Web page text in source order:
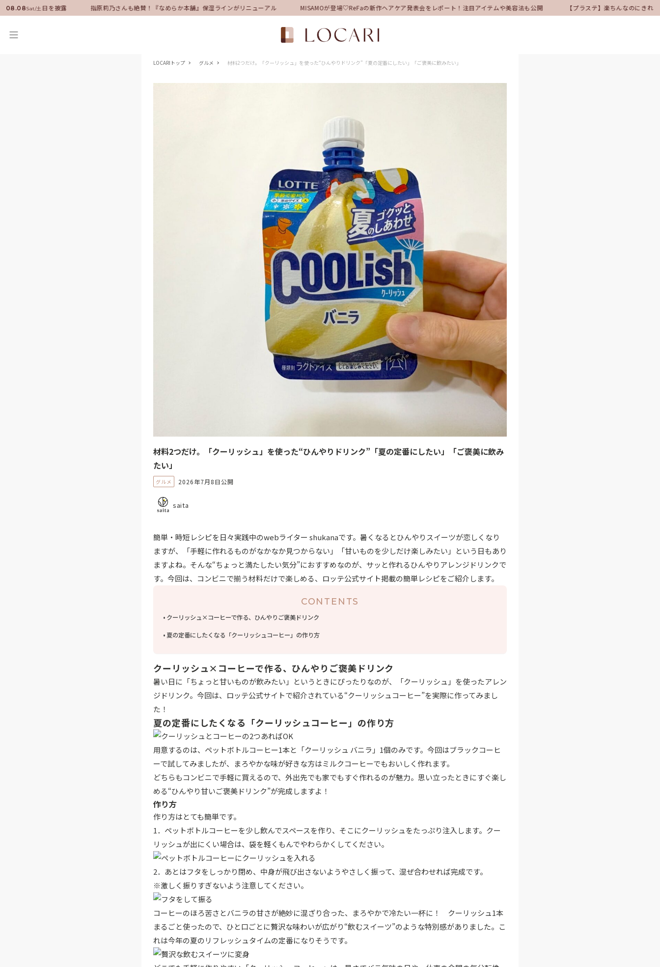
08.08Sat/土
い男の休日を披露 指原莉乃さんも絶賛！『なめらか本舗』保湿ラインがリニューアル MISAMOが登場♡ReFaの新作ヘアケア発表会をレポート！注目アイテムや美容法も公開 【プラステ】楽ちんなのにきれい
LOCARIトップ グルメ 材料2つだけ。「クーリッシュ」を使った“ひんやりドリンク”「夏の定番にしたい」「ご褒美に飲みたい」
材料2つだけ。「クーリッシュ」を使った“ひんやりドリンク”「夏の定番にしたい」「ご褒美に飲み
たい」
グルメ 2026年7月8日公開
saita
簡単・時短レシピを日々実践中のwebライター shukanaです。暑くなるとひんやりスイーツが恋しくなり
ますが、「手軽に作れるものがなかなか見つからない」「甘いものを少しだけ楽しみたい」という日もあり
ますよね。そんな“ちょっと満たしたい気分”におすすめなのが、サッと作れるひんやりアレンジドリンクで
す。今回は、コンビニで揃う材料だけで楽しめる、ロッテ公式サイト掲載の簡単レシピをご紹介します。
CONTENTS
クーリッシュ×コーヒーで作る、ひんやりご褒美ドリンク
夏の定番にしたくなる「クーリッシュコーヒー」の作り方
クーリッシュ×コーヒーで作る、ひんやりご褒美ドリンク
暑い日に「ちょっと甘いものが飲みたい」というときにぴったりなのが、「クーリッシュ」を使ったアレン
ジドリンク。今回は、ロッテ公式サイトで紹介されている“クーリッシュコーヒー”を実際に作ってみまし
た！
夏の定番にしたくなる「クーリッシュコーヒー」の作り方
用意するのは、ペットボトルコーヒー1本と「クーリッシュ バニラ」1個のみです。今回はブラックコーヒ
ーで試してみましたが、まろやかな味が好きな方はミルクコーヒーでもおいしく作れます。
どちらもコンビニで手軽に買えるので、外出先でも家でもすぐ作れるのが魅力。思い立ったときにすぐ楽し
める“ひんやり甘いご褒美ドリンク”が完成しますよ！
作り方
作り方はとても簡単です。
1．ペットボトルコーヒーを少し飲んでスペースを作り、そこにクーリッシュをたっぷり注入します。クー
リッシュが出にくい場合は、袋を軽くもんでやわらかくしてください。
2．あとはフタをしっかり閉め、中身が飛び出さないようやさしく振って、混ぜ合わせれば完成です。
※激しく振りすぎないよう注意してください。
コーヒーのほろ苦さとバニラの甘さが絶妙に混ざり合った、まろやかで冷たい一杯に！ クーリッシュ1本
まるごと使ったので、ひと口ごとに贅沢な味わいが広がり“飲むスイーツ”のような特別感がありました。こ
れは今年の夏のリフレッシュタイムの定番になりそうです。